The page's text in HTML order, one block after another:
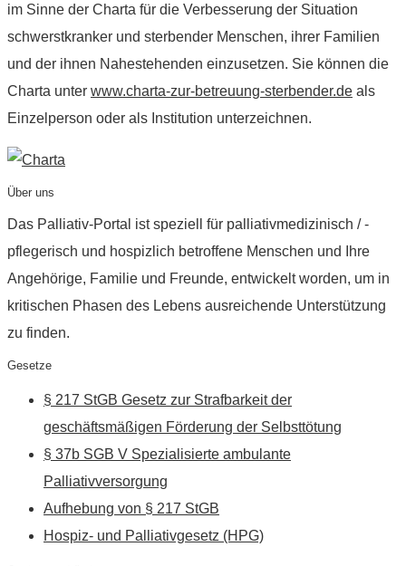
im Sinne der Charta für die Verbesserung der Situation
schwerstkranker und sterbender Menschen, ihrer Familien
und der ihnen Nahestehenden einzusetzen. Sie können die
Charta unter www.charta-zur-betreuung-sterbender.de als
Einzelperson oder als Institution unterzeichnen.
Über uns
Das Palliativ-Portal ist speziell für palliativmedizinisch / -
pflegerisch und hospizlich betroffene Menschen und Ihre
Angehörige, Familie und Freunde, entwickelt worden, um in
kritischen Phasen des Lebens ausreichende Unterstützung
zu finden.
Gesetze
§ 217 StGB Gesetz zur Strafbarkeit der
geschäftsmäßigen Förderung der Selbsttötung
§ 37b SGB V Spezialisierte ambulante
Palliativversorgung
Aufhebung von § 217 StGB
Hospiz- und Palliativgesetz (HPG)